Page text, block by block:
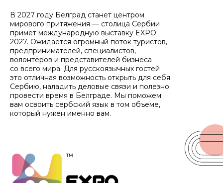
В 2027 году Белград станет центром
мирового притяжения — столица Сербии
примет международную выставку EXPO
2027. Ожидается огромный поток туристов,
предпринимателей, специалистов,
волонтёров и представителей бизнеса
со всего мира. Для русскоязычных гостей
это отличная возможность открыть для себя
Сербию, наладить деловые связи и полезно
провести время в Белграде. Мы поможем
вам освоить сербский язык в том объеме,
который нужен именно вам.